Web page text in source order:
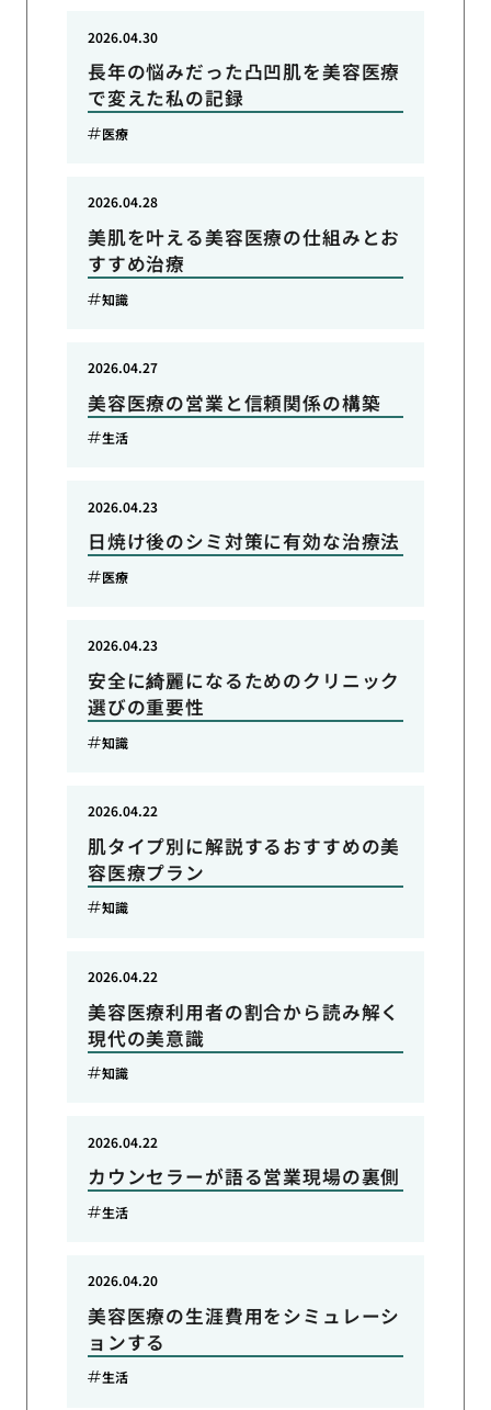
長年の悩みだった凸凹肌を美容医療
で変えた私の記録
2026.04.30
医療
美肌を叶える美容医療の仕組みとお
すすめ治療
2026.04.28
知識
美容医療の営業と信頼関係の構築
2026.04.27
生活
日焼け後のシミ対策に有効な治療法
2026.04.23
医療
安全に綺麗になるためのクリニック
選びの重要性
2026.04.23
知識
肌タイプ別に解説するおすすめの美
容医療プラン
2026.04.22
知識
美容医療利用者の割合から読み解く
現代の美意識
2026.04.22
知識
カウンセラーが語る営業現場の裏側
2026.04.22
生活
美容医療の生涯費用をシミュレーシ
ョンする
2026.04.20
生活